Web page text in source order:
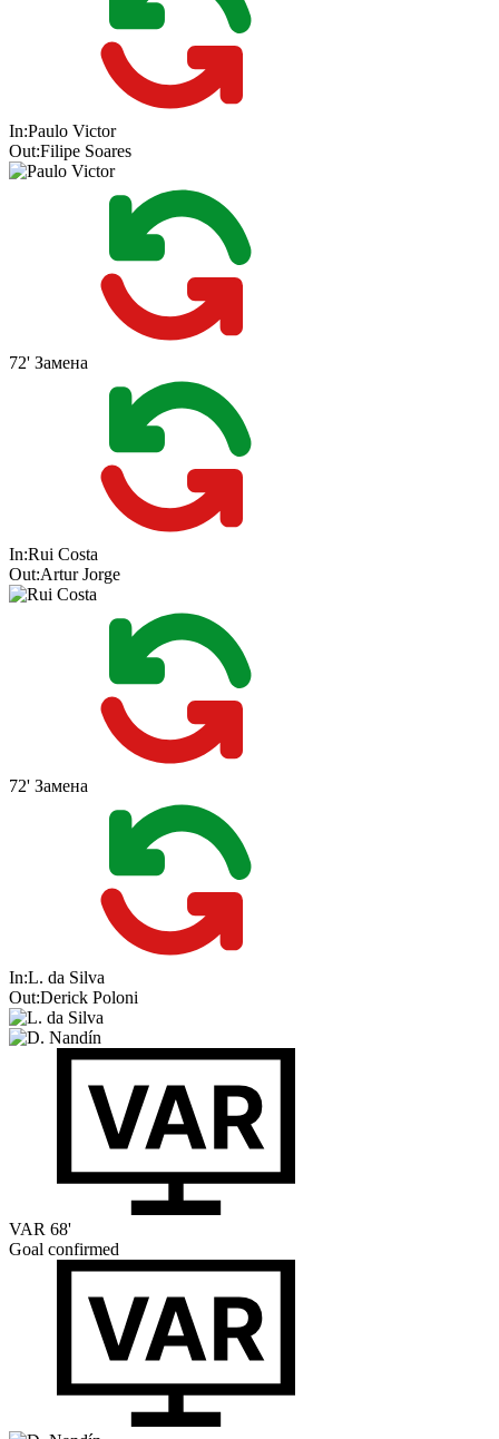
In:Paulo Victor
Out:Filipe Soares
72' Замена
In:Rui Costa
Out:Artur Jorge
72' Замена
In:L. da Silva
Out:Derick Poloni
VAR 68'
Goal confirmed